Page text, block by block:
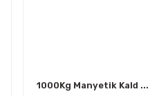
1000Kg Manyetik Kald ...